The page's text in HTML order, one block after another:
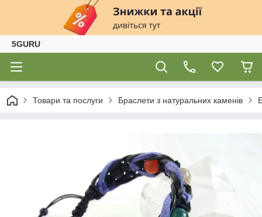
5GURU
Товари та послуги Браслети з натуральних каменів